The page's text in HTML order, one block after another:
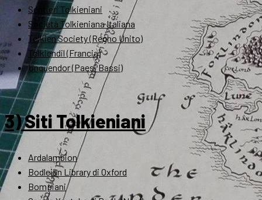
Sentieri Tolkieniani
Società Tolkieniana Italiana
Tolkien Society (Regno Unito)
Tolkiendil (Francia)
Unquendor (Paesi Bassi)
3) Siti Tolkieniani
Ardalambion
Bodleian Library di Oxford
Bompiani